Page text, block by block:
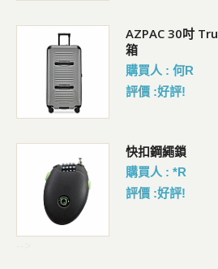
AZPAC 30吋
箱
購買人 : 何R
評價 :好評!
快扣鋼繩鎖
購買人 : *R
評價 :好評!